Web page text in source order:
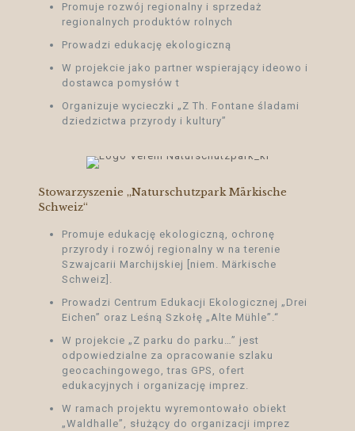
Promuje rozwój regionalny i sprzedaż
regionalnych produktów rolnych
Prowadzi edukację ekologiczną
W projekcie jako partner wspierający ideowo i
dostawca pomysłów t
Organizuje wycieczki „Z Th. Fontane śladami
dziedzictwa przyrody i kultury”
Stowarzyszenie „Naturschutzpark Märkische
Schweiz“
Promuje edukację ekologiczną, ochronę
przyrody i rozwój regionalny w na terenie
Szwajcarii Marchijskiej [niem. Märkische
Schweiz].
Prowadzi Centrum Edukacji Ekologicznej „Drei
Eichen” oraz Leśną Szkołę „Alte Mühle”.“
W projekcie „Z parku do parku…” jest
odpowiedzialne za opracowanie szlaku
geocachingowego, tras GPS, ofert
edukacyjnych i organizację imprez.
W ramach projektu wyremontowało obiekt
„Waldhalle”, służący do organizacji imprez